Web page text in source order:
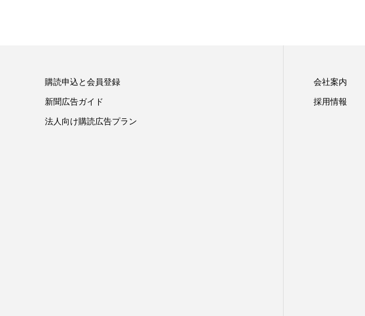
購読申込と会員登録
新聞広告ガイド
法人向け購読広告プラン
会社案内
採用情報